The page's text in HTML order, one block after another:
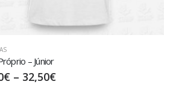
Filha – Júnior
€ – 35,00€